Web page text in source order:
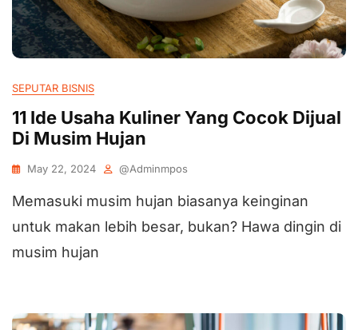
SEPUTAR BISNIS
11 Ide Usaha Kuliner Yang Cocok Dijual
Di Musim Hujan
May 22, 2024 @adminmpos
Memasuki musim hujan biasanya keinginan
untuk makan lebih besar, bukan? Hawa dingin di
musim hujan